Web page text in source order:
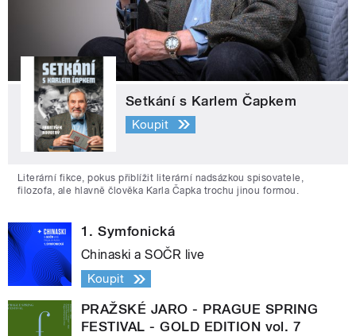
Setkání s Karlem Čapkem
Koupit
Literární fikce, pokus přiblížit literární nadsázkou spisovatele,
filozofa, ale hlavně člověka Karla Čapka trochu jinou formou.
1. Symfonická
Chinaski a SOČR live
Koupit
PRAŽSKÉ JARO - PRAGUE SPRING
FESTIVAL - GOLD EDITION vol. 7